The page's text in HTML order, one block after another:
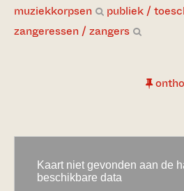
muziekkorpsen
publiek /
zangeressen / zangers